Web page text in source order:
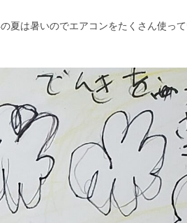
夏は暑いのでエアコンをたくさん使っ